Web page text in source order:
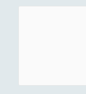
Daniele Barni